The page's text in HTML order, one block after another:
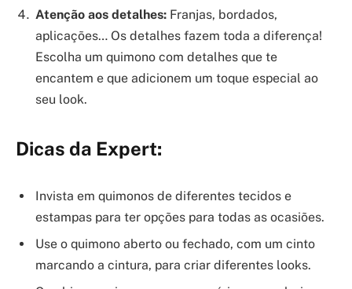
Atenção aos detalhes: Franjas, bordados,
aplicações… Os detalhes fazem toda a diferença!
Escolha um quimono com detalhes que te
encantem e que adicionem um toque especial ao
seu look.
Dicas da Expert:
Invista em quimonos de diferentes tecidos e
estampas para ter opções para todas as ocasiões.
Use o quimono aberto ou fechado, com um cinto
marcando a cintura, para criar diferentes looks.